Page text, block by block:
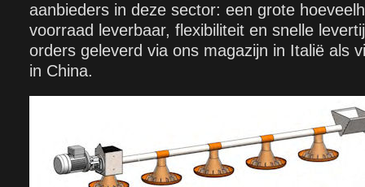
aanbieders in deze sector: een grote
voorraad leverbaar, flexibiliteit en snelle
orders geleverd via ons magazijn in Italië als
in China.